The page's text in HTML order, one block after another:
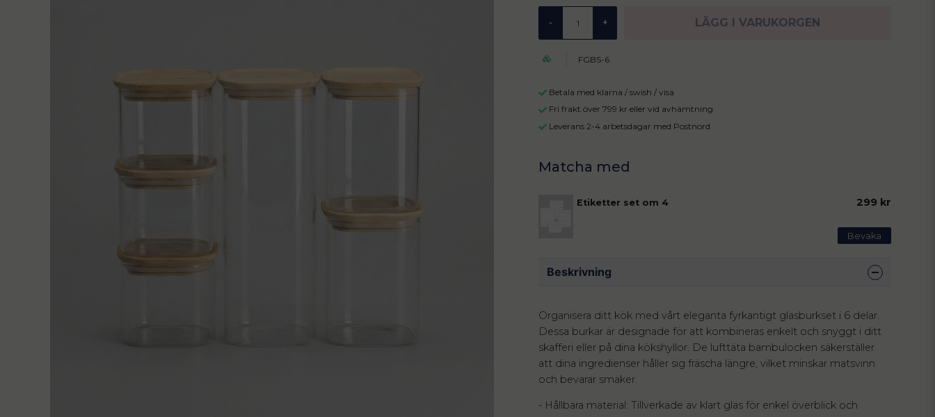
- + LÄGG I VARUKORGEN
FGBS-6
Betala med klarna / swish / visa
Fri frakt över 799 kr eller vid avhämtning
Leverans 2-4 arbetsdagar med Postnord
Etiketter set om 4 299 kr
Bevaka
Beskrivning
Organisera ditt kök med vårt eleganta fyrkantigt glasburkset i 6 delar.
Dessa burkar är designade för att kombineras enkelt och snyggt i ditt
skafferi eller på dina kökshyllor. De lufttäta bambulocken säkerställer
att dina ingredienser håller sig fräscha längre, vilket minskar matsvinn
och bevarar smaker.
- Hållbara material: Tillverkade av klart glas för enkel överblick och